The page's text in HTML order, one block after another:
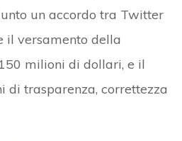
un accordo tra Twitter
il versamento della
milioni di dollari, e il
di trasparenza, correttezza